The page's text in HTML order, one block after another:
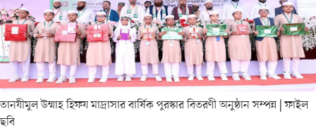
তানযীমুল উম্মাহ হিফয মাদ্রাসার বার্ষিক পুরস্কার বিতরণী অনুষ্ঠান সম্পন্ন | ফাইল
ছবি